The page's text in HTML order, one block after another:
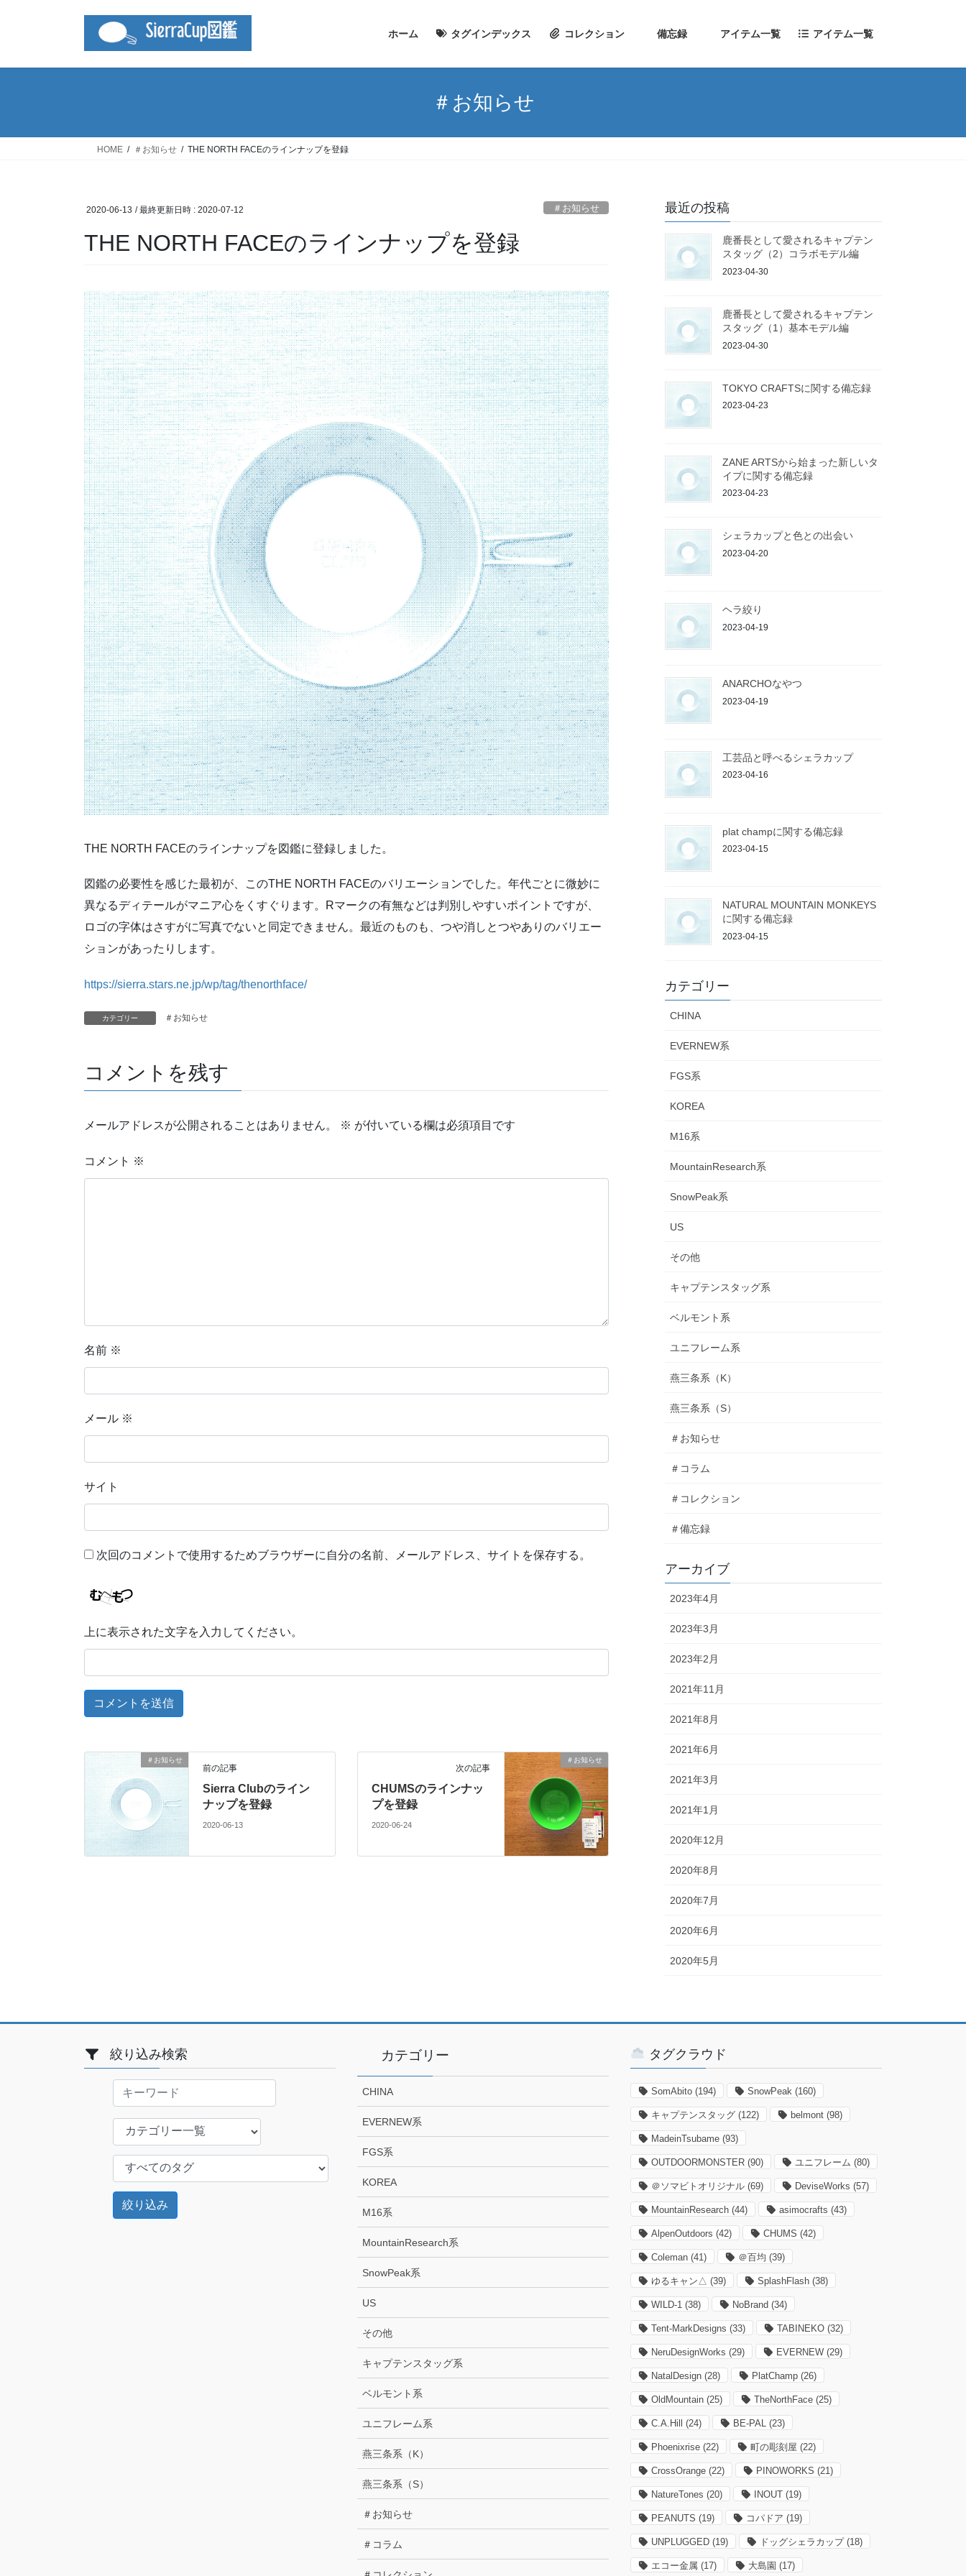
ホーム タグインデックス コレクション 備忘録 アイテム一覧 アイテム一覧
＃お知らせ
HOME ＃お知らせ THE NORTH FACEのラインナップを登録
2020-06-13 / 最終更新日時 : 2020-07-12 ＃お知らせ
THE NORTH FACEのラインナップを登録
THE NORTH FACEのラインナップを図鑑に登録しました。
図鑑の必要性を感じた最初が、このTHE NORTH FACEのバリエーションでした。年代ごとに微妙に
異なるディテールがマニア心をくすぐります。Rマークの有無などは判別しやすいポイントですが、
ロゴの字体はさすがに写真でないと同定できません。最近のものも、つや消しとつやありのバリエー
ションがあったりします。
https://sierra.stars.ne.jp/wp/tag/thenorthface/
カテゴリー ＃お知らせ
コメントを残す
メールアドレスが公開されることはありません。 ※ が付いている欄は必須項目です
コメント ※
名前 ※
メール ※
サイト
次回のコメントで使用するためブラウザーに自分の名前、メールアドレス、サイトを保存する。
上に表示された文字を入力してください。
＃お知らせ
前の記事
Sierra Clubのライン
ナップを登録
2020-06-13
＃お知らせ
次の記事
CHUMSのラインナッ
プを登録
2020-06-24
最近の投稿
鹿番長として愛されるキャプテン
スタッグ（2）コラボモデル編
2023-04-30
鹿番長として愛されるキャプテン
スタッグ（1）基本モデル編
2023-04-30
TOKYO CRAFTSに関する備忘録
2023-04-23
ZANE ARTSから始まった新しいタ
イプに関する備忘録
2023-04-23
シェラカップと色との出会い
2023-04-20
ヘラ絞り
2023-04-19
ANARCHOなやつ
2023-04-19
工芸品と呼べるシェラカップ
2023-04-16
plat champに関する備忘録
2023-04-15
NATURAL MOUNTAIN MONKEYS
に関する備忘録
2023-04-15
カテゴリー
CHINA
EVERNEW系
FGS系
KOREA
M16系
MountainResearch系
SnowPeak系
US
その他
キャプテンスタッグ系
ベルモント系
ユニフレーム系
燕三条系（K）
燕三条系（S）
＃お知らせ
＃コラム
＃コレクション
＃備忘録
アーカイブ
2023年4月
2023年3月
2023年2月
2021年11月
2021年8月
2021年6月
2021年3月
2021年1月
2020年12月
2020年8月
2020年7月
2020年6月
2020年5月
絞り込み検索 カテゴリー
CHINA
EVERNEW系
FGS系
KOREA
M16系
MountainResearch系
SnowPeak系
US
その他
キャプテンスタッグ系
ベルモント系
ユニフレーム系
燕三条系（K）
燕三条系（S）
＃お知らせ
＃コラム
タグクラウド
SomAbito (194) SnowPeak (160)
キャプテンスタッグ (122) belmont (98)
MadeinTsubame (93)
OUTDOORMONSTER (90) ユニフレーム (80)
＠ソマビトオリジナル (69) DeviseWorks (57)
MountainResearch (44) asimocrafts (43)
AlpenOutdoors (42) CHUMS (42)
Coleman (41) ＠百均 (39)
ゆるキャン△ (39) SplashFlash (38)
WILD-1 (38) NoBrand (34)
Tent-MarkDesigns (33) TABINEKO (32)
NeruDesignWorks (29) EVERNEW (29)
NatalDesign (28) PlatChamp (26)
OldMountain (25) TheNorthFace (25)
C.A.Hill (24) BE-PAL (23)
Phoenixrise (22) 町の彫刻屋 (22)
CrossOrange (22) PINOWORKS (21)
NatureTones (20) INOUT (19)
PEANUTS (19) コパドア (19)
UNPLUGGED (19) ドッグシェラカップ(18)
エコー金属 (17) 大島園 (17)